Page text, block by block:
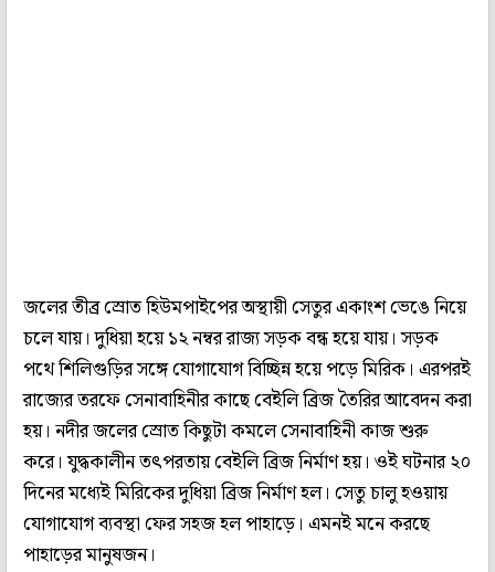
জলের তীব্র স্রোত হিউমপাইপের অস্থায়ী সেতুর একাংশ ভেঙে নিয়ে
চলে যায়। দুধিয়া হয়ে ১২ নম্বর রাজ্য সড়ক বন্ধ হয়ে যায়। সড়ক
পথে শিলিগুড়ির সঙ্গে যোগাযোগ বিচ্ছিন্ন হয়ে পড়ে মিরিক। এরপরই
রাজ্যের তরফে সেনাবাহিনীর কাছে বেইলি ব্রিজ তৈরির আবেদন করা
হয়। নদীর জলের স্রোত কিছুটা কমলে সেনাবাহিনী কাজ শুরু
করে। যুদ্ধকালীন তৎপরতায় বেইলি ব্রিজ নির্মাণ হয়। ওই ঘটনার ২০
দিনের মধ্যেই মিরিকের দুধিয়া ব্রিজ নির্মাণ হল। সেতু চালু হওয়ায়
যোগাযোগ ব্যবস্থা ফের সহজ হল পাহাড়ে। এমনই মনে করছে
পাহাড়ের মানুষজন।